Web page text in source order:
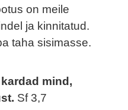
on meile
ja kinnitatud.
taha sisimasse.
mind,
Sf 3,7